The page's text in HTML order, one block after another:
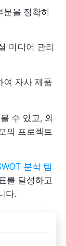
분을 정확히
미디어 관리
여 자사 제품
수 있고, 의
의 프로젝트
분석 템
를 달성하고
다.